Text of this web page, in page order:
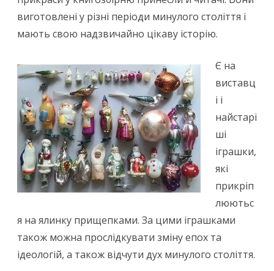
виготовлені у різні періоди минулого століття і
мають свою надзвичайно цікаву історію.
Є на
виставц
і і
найстарі
ші
іграшки,
які
прикріп
люютьс
я на ялинку прищепками. За цими іграшками
також можна прослідкувати зміну епох та
ідеологій, а також відчути дух минулого століття.